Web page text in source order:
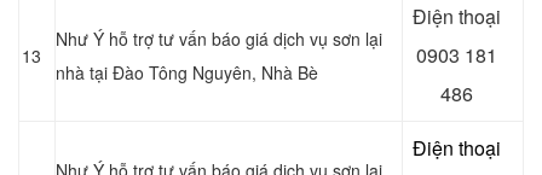
13
Như Ý hỗ trợ tư vấn báo giá dịch vụ sơn lại
nhà tại Đào Tông Nguyên, Nhà Bè
Điện thoại
0903 181
486
Như Ý hỗ trợ tư vấn báo giá dịch vụ sơn lại
Điện thoại